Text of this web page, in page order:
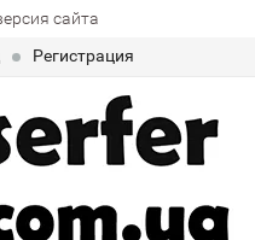
сайта
Регистрация